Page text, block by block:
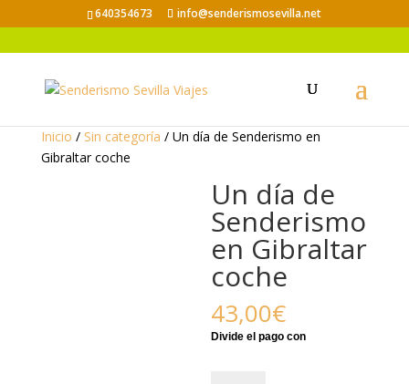
640354673 info@senderismosevilla.net
Inicio / Sin categoría / Un día de Senderismo en
Gibraltar coche
Un día de
Senderismo
en Gibraltar
coche
43,00€